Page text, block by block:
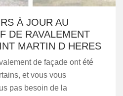
À JOUR AU
DE RAVALEMENT
MARTIN D HERES
de façade ont été
et vous vous
pas besoin de la